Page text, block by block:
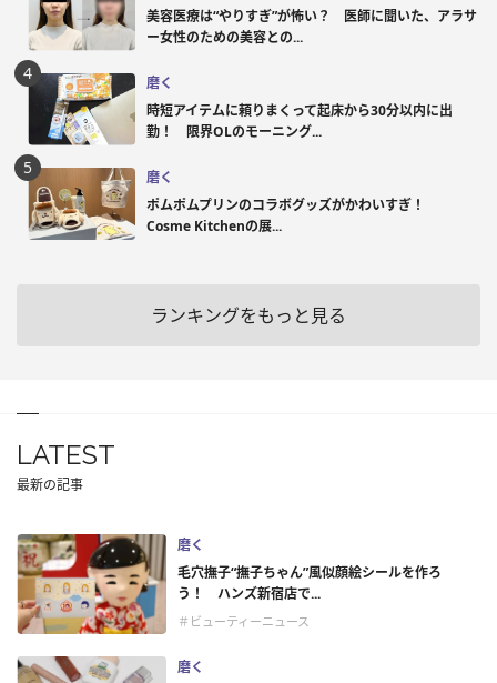
美容医療は“やりすぎ”が怖い？ 医師に聞いた、アラサ
ー女性のための美容との...
磨く
時短アイテムに頼りまくって起床から30分以内に出
勤！ 限界OLのモーニング...
磨く
ポムポムプリンのコラボグッズがかわいすぎ！
Cosme Kitchenの展...
ランキングをもっと見る
LATEST
最新の記事
磨く
毛穴撫子“撫子ちゃん”風似顔絵シールを作ろ
う！ ハンズ新宿店で...
＃ビューティーニュース
磨く